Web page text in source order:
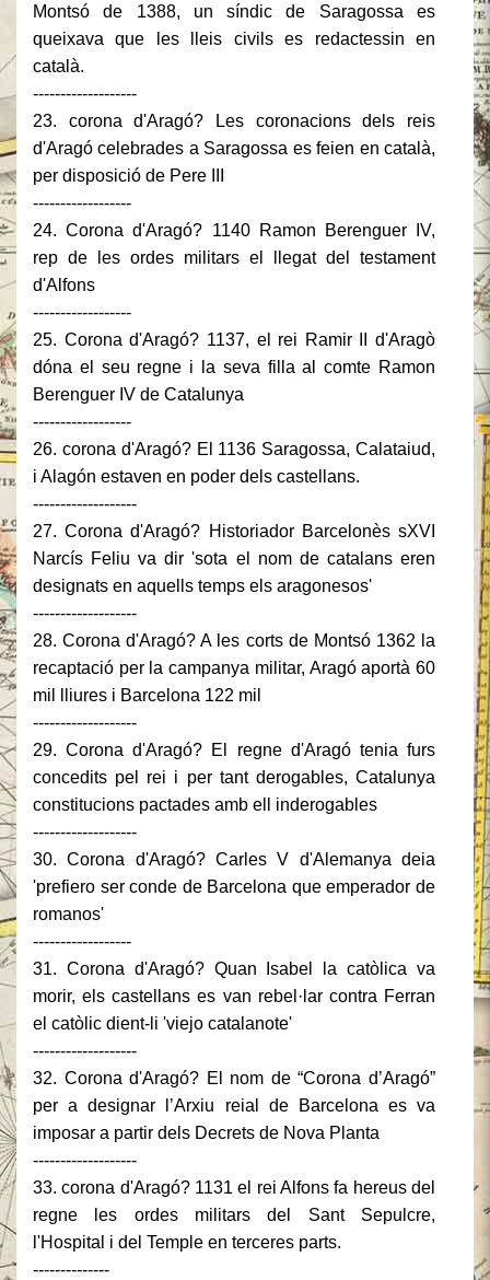
Montsó de 1388, un síndic de Saragossa es
queixava que les lleis civils es redactessin en
català.
-------------------
23. corona d'Aragó? Les coronacions dels reis
d'Aragó celebrades a Saragossa es feien en català,
per disposició de Pere III
------------------
24. Corona d'Aragó? 1140 Ramon Berenguer IV,
rep de les ordes militars el llegat del testament
d'Alfons
------------------
25. Corona d'Aragó? 1137, el rei Ramir II d'Aragò
dóna el seu regne i la seva filla al comte Ramon
Berenguer IV de Catalunya
------------------
26. corona d'Aragó? El 1136 Saragossa, Calataiud,
i Alagón estaven en poder dels castellans.
-------------------
27. Corona d'Aragó? Historiador Barcelonès sXVI
Narcís Feliu va dir 'sota el nom de catalans eren
designats en aquells temps els aragonesos'
-------------------
28. Corona d'Aragó? A les corts de Montsó 1362 la
recaptació per la campanya militar, Aragó aportà 60
mil lliures i Barcelona 122 mil
-------------------
29. Corona d'Aragó? El regne d'Aragó tenia furs
concedits pel rei i per tant derogables, Catalunya
constitucions pactades amb ell inderogables
-------------------
30. Corona d'Aragó? Carles V d'Alemanya deia
'prefiero ser conde de Barcelona que emperador de
romanos'
------------------
31. Corona d'Aragó? Quan Isabel la catòlica va
morir, els castellans es van rebel·lar contra Ferran
el catòlic dient-li 'viejo catalanote'
-------------------
32. Corona d'Aragó? El nom de “Corona d’Aragó”
per a designar l’Arxiu reial de Barcelona es va
imposar a partir dels Decrets de Nova Planta
-------------------
33. corona d'Aragó? 1131 el rei Alfons fa hereus del
regne les ordes militars del Sant Sepulcre,
l'Hospital i del Temple en terceres parts.
--------------